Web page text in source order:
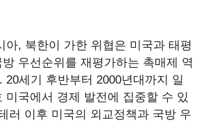
아, 북한이 가한 위협은 미국과 태평
우선순위를 재평가하는 촉매제 역
20세기 후반부터 2000년대까지 일
미국에서 경제 발전에 집중할 수 있
러 이후 미국의 외교정책과 국방 우